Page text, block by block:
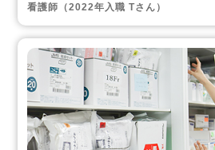
看護師（2022年入職 Tさん）